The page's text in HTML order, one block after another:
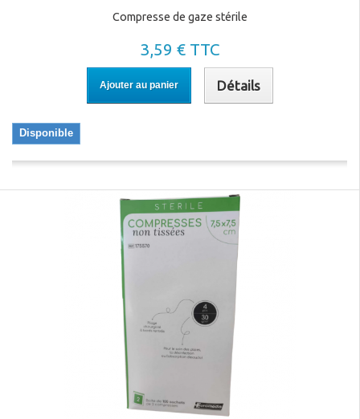
Compresse de gaze stérile
3,59 € TTC
Ajouter au panier Détails
Disponible